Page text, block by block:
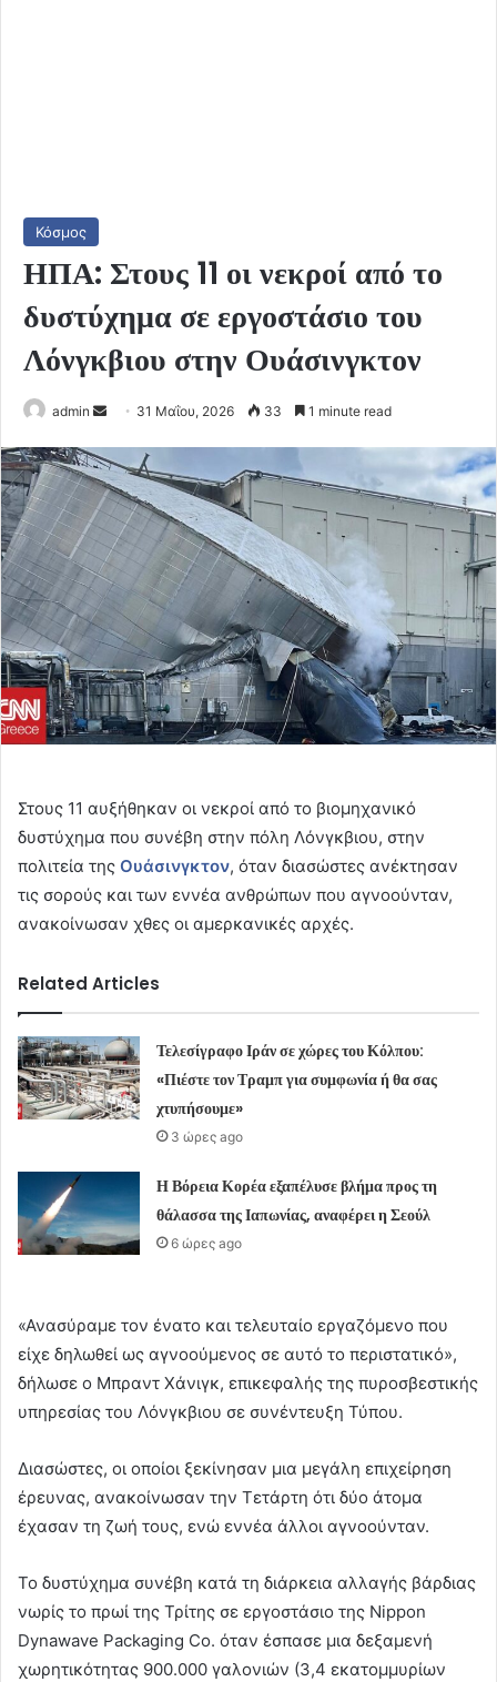
Κόσμος
ΗΠΑ: Στους 11 οι νεκροί από το
δυστύχημα σε εργοστάσιο του
Λόνγκβιου στην Ουάσινγκτον
admin
Send
email
31 Μαΐου, 2026 33 1 minute read
Στους 11 αυξήθηκαν οι νεκροί από το βιομηχανικό
δυστύχημα που συνέβη στην πόλη Λόνγκβιου, στην
πολιτεία της Ουάσινγκτον, όταν διασώστες ανέκτησαν
τις σορούς και των εννέα ανθρώπων που αγνοούνταν,
ανακοίνωσαν χθες οι αμερκανικές αρχές.
Related Articles
Τελεσίγραφο Ιράν σε χώρες του Κόλπου:
«Πιέστε τον Τραμπ για συμφωνία ή θα σας
χτυπήσουμε»
3 ώρες ago
Η Βόρεια Κορέα εξαπέλυσε βλήμα προς τη
θάλασσα της Ιαπωνίας, αναφέρει η Σεούλ
6 ώρες ago
«Ανασύραμε τον ένατο και τελευταίο εργαζόμενο που
είχε δηλωθεί ως αγνοούμενος σε αυτό το περιστατικό»,
δήλωσε ο Μπραντ Χάνιγκ, επικεφαλής της πυροσβεστικής
υπηρεσίας του Λόνγκβιου σε συνέντευξη Τύπου.
Διασώστες, οι οποίοι ξεκίνησαν μια μεγάλη επιχείρηση
έρευνας, ανακοίνωσαν την Τετάρτη ότι δύο άτομα
έχασαν τη ζωή τους, ενώ εννέα άλλοι αγνοούνταν.
Το δυστύχημα συνέβη κατά τη διάρκεια αλλαγής βάρδιας
νωρίς το πρωί της Τρίτης σε εργοστάσιο της Nippon
Dynawave Packaging Co. όταν έσπασε μια δεξαμενή
χωρητικότητας 900.000 γαλονιών (3,4 εκατομμυρίων